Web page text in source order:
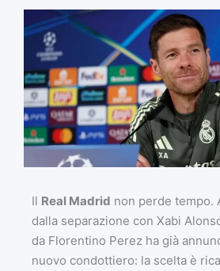
Il Real Madrid non perde tempo.
dalla separazione con Xabi
da Florentino Perez ha già
nuovo condottiero: la scelta è